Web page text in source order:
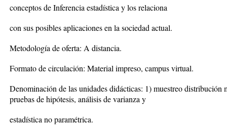
conceptos de Inferencia estadística y los relaciona
con sus posibles aplicaciones en la sociedad actual.
Metodología de oferta: A distancia.
Formato de circulación: Material impreso, campus virtual.
Denominación de las unidades didácticas: 1) muestreo distribución
pruebas de hipótesis, análisis de varianza y
estadística no paramétrica.